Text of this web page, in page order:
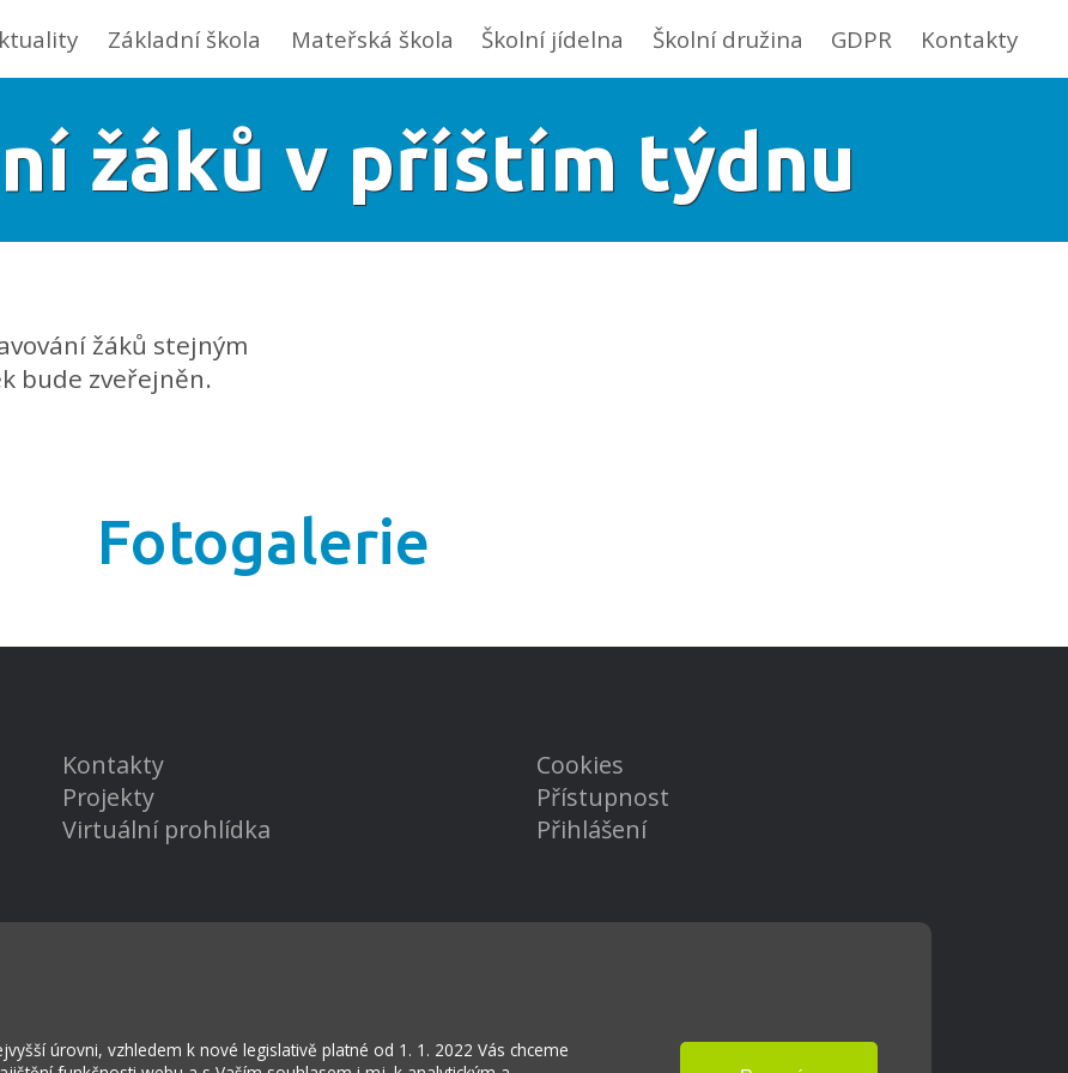
Základní škola Mateřská škola Školní jídelna Školní družina GDPR Kontakty
žáků v příštím týdnu
žáků stejným
bude zveřejněn.
Fotogalerie
úrovni, vzhledem k nové legislativě platné od 1. 1. 2022 Vás chceme
Kontakty
Projekty
Virtuální prohlídka
Cookies
Přístupnost
Přihlášení
Lhota